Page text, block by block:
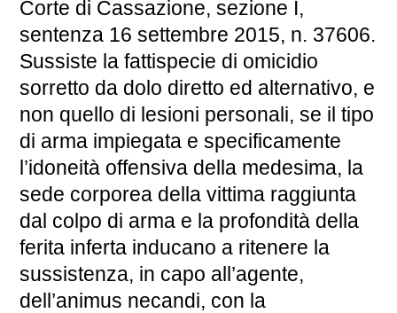
Corte di Cassazione, sezione I,
sentenza 16 settembre 2015, n. 37606.
Sussiste la fattispecie di omicidio
sorretto da dolo diretto ed alternativo, e
non quello di lesioni personali, se il tipo
di arma impiegata e specificamente
l’idoneità offensiva della medesima, la
sede corporea della vittima raggiunta
dal colpo di arma e la profondità della
ferita inferta inducano a ritenere la
sussistenza, in capo all’agente,
dell’animus necandi, con la